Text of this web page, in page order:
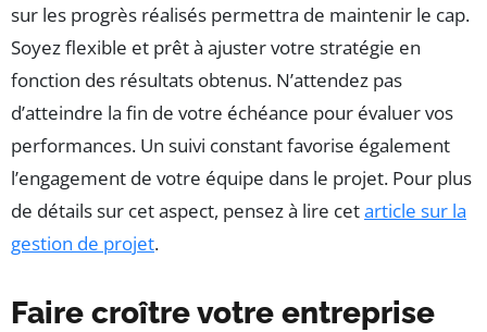
sur les progrès réalisés permettra de maintenir le cap.
Soyez flexible et prêt à ajuster votre stratégie en
fonction des résultats obtenus. N’attendez pas
d’atteindre la fin de votre échéance pour évaluer vos
performances. Un suivi constant favorise également
l’engagement de votre équipe dans le projet. Pour plus
de détails sur cet aspect, pensez à lire cetarticle sur la
gestion de projet.
Faire croître votre entreprise